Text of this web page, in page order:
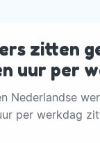
zitten
uur per
Nederlandse
per werkdag